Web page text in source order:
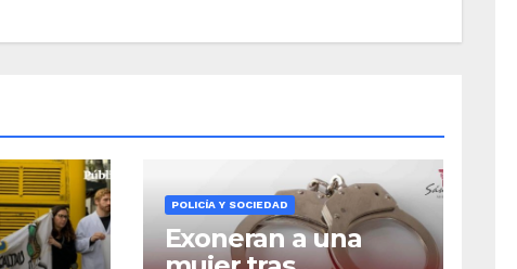
POLICÍA Y SOCIEDAD
Exoneran a una